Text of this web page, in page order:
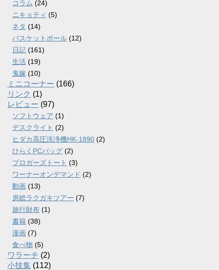
コラム (24)
ニキョティ (5)
ネタ (14)
バスケットボール (12)
日記 (161)
生活 (19)
鬼嫁 (10)
ミニコーナー (166)
リンク (1)
レビュー (97)
ソフトウェア (1)
デスクライト (2)
ヒダカ高圧洗浄機HK-1890 (2)
ひらくPCバッグ (2)
ブロガーズトート (3)
ワーナーオンデマンド (2)
動画 (13)
房総ラクガキツアー (7)
旅行財布 (1)
書籍 (38)
漫画 (7)
食べ物 (5)
ワラーチ (2)
小技集 (112)